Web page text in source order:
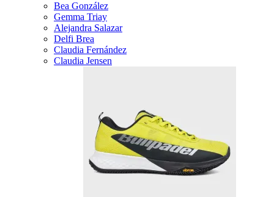
Bea González
Gemma Triay
Alejandra Salazar
Delfi Brea
Claudia Fernández
Claudia Jensen